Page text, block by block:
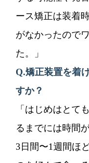
ース矯正は装着
がなかったので
た。」
Q.矯正装置を着
すか？
「はじめはとて
るまでには時間
3日間〜1週間ほ